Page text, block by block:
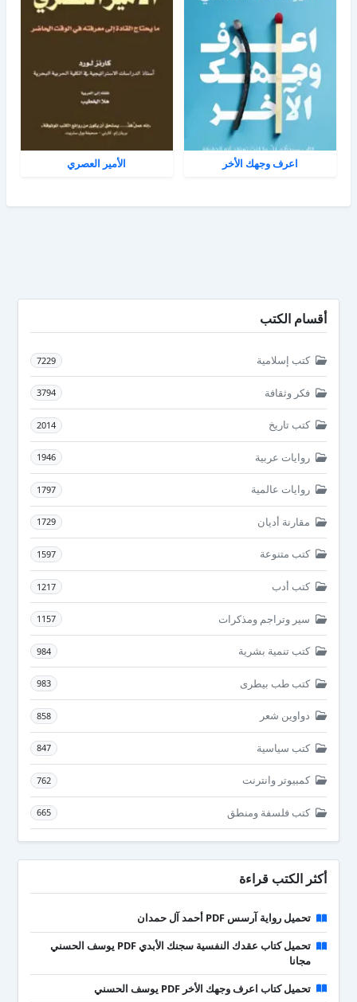
اعرف وجهك الأخر الأمير العصري
أقسام الكتب
كتب إسلامية 7229
فكر وثقافة 3794
كتب تاريخ 2014
روايات عربية 1946
روايات عالمية 1797
مقارنة أديان 1729
كتب متنوعة 1597
كتب أدب 1217
سير وتراجم ومذكرات 1157
كتب تنمية بشرية 984
كتب طب بيطرى 983
دواوين شعر 858
كتب سياسية 847
كمبيوتر وانترنت 762
كتب فلسفة ومنطق 665
أكثر الكتب قراءة
تحميل رواية آرسس PDF أحمد آل حمدان
تحميل كتاب عقدك النفسية سجنك الأبدي PDF يوسف الحسني
مجانا
تحميل كتاب اعرف وجهك الأخر PDF يوسف الحسني